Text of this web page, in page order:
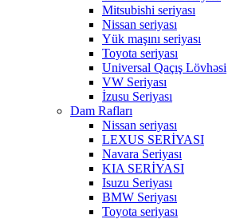
Mitsubishi seriyası
Nissan seriyası
Yük maşını seriyası
Toyota seriyası
Universal Qaçış Lövhəsi
VW Seriyası
İzusu Seriyası
Dam Rafları
Nissan seriyası
LEXUS SERİYASI
Navara Seriyası
KIA SERİYASI
Isuzu Seriyası
BMW Seriyası
Toyota seriyası